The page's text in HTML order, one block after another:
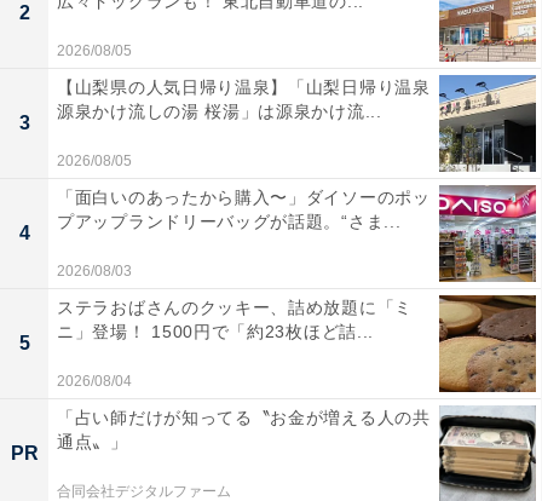
2
2026/08/05
3
【山梨県の人気日帰り温泉】「山梨日帰り温泉
源泉かけ流しの湯 桜湯」は源泉かけ流...
2026/08/05
4
「面白いのあったから購入〜」ダイソーのポッ
プアップランドリーバッグが話題。“さま...
2026/08/03
5
ステラおばさんのクッキー、詰め放題に「ミ
ニ」登場！ 1500円で「約23枚ほど詰...
2026/08/04
PR
「占い師だけが知ってる〝お金が増える人の共
通点〟」
合同会社デジタルファーム